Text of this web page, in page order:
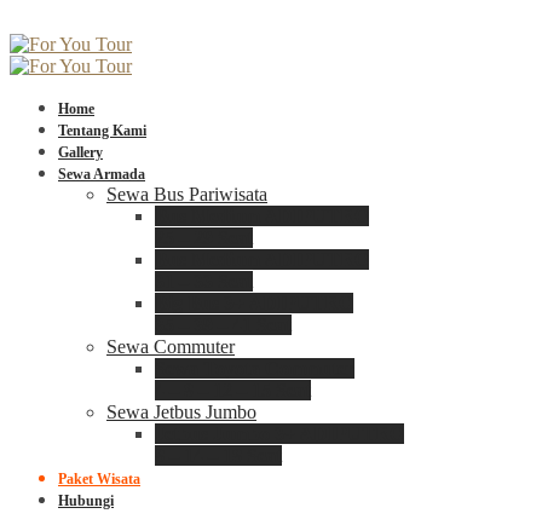
Home
Tentang Kami
Gallery
Sewa Armada
Sewa Bus Pariwisata
Sewa Commuter
Sewa Jetbus Jumbo
Paket Wisata
Hubungi